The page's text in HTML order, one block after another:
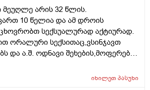
მეუღლე არის 32 წლის.
10 წელია და ამ დროის
სექსუალურად აქტიურად.
ორალური სექსითაც,ვსინჯავთ
და ა.შ. ოდნავი შეხების,მოფერების
რამდენიმე დღეა ატყობს რომ
იხილეთპასუხი